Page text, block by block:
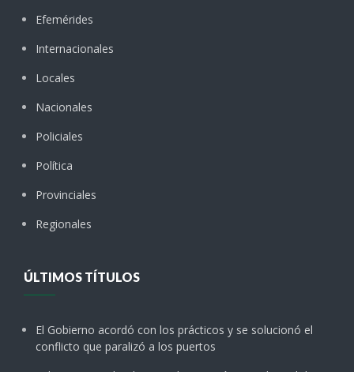
Efemérides
Internacionales
Locales
Nacionales
Policiales
Política
Provinciales
Regionales
ÚLTIMOS TÍTULOS
El Gobierno acordó con los prácticos y se solucionó el
conflicto que paralizó a los puertos